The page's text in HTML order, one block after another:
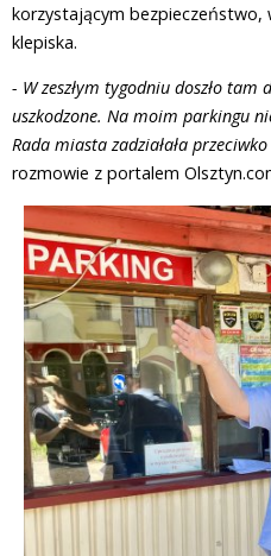
korzystającym
klepiska.
- W zeszłym tygodniu doszło
uszkodzone. Na moim parkingu
Rada miasta zadziałała
rozmowie z portalem